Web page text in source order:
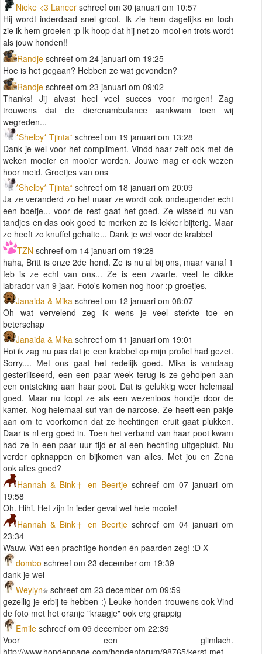
Nieke <3 Lancer schreef om 30 januari om 10:57
Hij wordt inderdaad snel groot. Ik zie hem dagelijks en toch
zie ik hem groeien :p Ik hoop dat hij net zo mooi en trots wordt
als jouw honden!!
Randje schreef om 24 januari om 19:25
Hoe is het gegaan? Hebben ze wat gevonden?
Randje schreef om 23 januari om 09:02
Thanks! Jij alvast heel veel succes voor morgen! Zag
trouwens dat de dierenambulance aankwam toen wij
wegreden...
*Shelby* Tjinta* schreef om 19 januari om 13:28
Dank je wel voor het compliment. Vindd haar zelf ook met de
weken mooier en mooier worden. Jouwe mag er ook wezen
hoor meid. Groetjes van ons
*Shelby* Tjinta* schreef om 18 januari om 20:09
Ja ze veranderd zo he! maar ze wordt ook ondeugender echt
een boefje... voor de rest gaat het goed. Ze wisseld nu van
tandjes en das ook goed te merken ze is lekker bijterig. Maar
ze heeft zo knuffel gehalte... Dank je wel voor de krabbel
TZN schreef om 14 januari om 19:28
haha, Britt is onze 2de hond. Ze is nu al bij ons, maar vanaf 1
feb is ze echt van ons... Ze is een zwarte, veel te dikke
labrador van 9 jaar. Foto's komen nog hoor ;p groetjes,
Janaida & Mika schreef om 12 januari om 08:07
Oh wat vervelend zeg ik wens je veel sterkte toe en
beterschap
Janaida & Mika schreef om 11 januari om 19:01
Hoi ik zag nu pas dat je een krabbel op mijn profiel had gezet.
Sorry.... Met ons gaat het redelijk goed. Mika is vandaag
gesteriliseerd, een een paar week terug is ze geholpen aan
een ontsteking aan haar poot. Dat is gelukkig weer helemaal
goed. Maar nu loopt ze als een wezenloos hondje door de
kamer. Nog helemaal suf van de narcose. Ze heeft een pakje
aan om te voorkomen dat ze hechtingen eruit gaat plukken.
Daar is nl erg goed in. Toen het verband van haar poot kwam
had ze in een paar uur tijd er al een hechting uitgeplukt. Nu
verder opknappen en bijkomen van alles. Met jou en Zena
ook alles goed?
Hannah & Bink† en Beertje schreef om 07 januari om
19:58
Oh. Hihi. Het zijn in ieder geval wel hele mooie!
Hannah & Bink† en Beertje schreef om 04 januari om
23:34
Wauw. Wat een prachtige honden én paarden zeg! :D X
dombo schreef om 23 december om 19:39
dank je wel
Weylyn
schreef om 23 december om 09:59
gezellig je erbij te hebben :) Leuke honden trouwens ook Vind
de foto met het oranje "kraagje" ook erg grappig
Emile schreef om 09 december om 22:39
Voor een glimlach.
http://www.hondenpage.com/hondenforum/98765/kerst-met-